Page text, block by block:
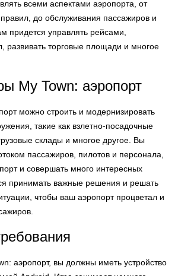
всеми аспектами аэропорта, от
правил, до обслуживания пассажиров и
придется управлять рейсами,
развивать торговые площади и многое
My Town: аэропорт
можно строить и модернизировать
такие как взлетно-посадочные
склады и многое другое. Вы
пассажиров, пилотов и персонала,
и совершать много интересных
принимать важные решения и решать
чтобы ваш аэропорт процветал и
аэропорт, вы должны иметь устройство